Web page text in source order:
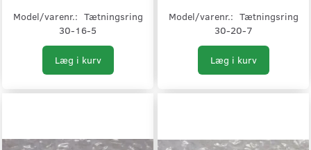
Model/varenr.: Tætningsring
30-16-5
Læg i kurv
Model/varenr.: Tætningsring
30-20-7
Læg i kurv